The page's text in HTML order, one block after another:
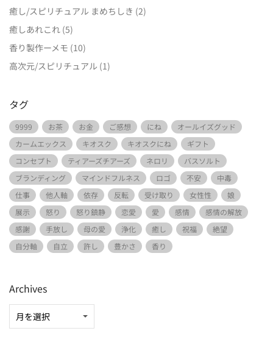
癒し/スピリチュアル まめちしき (2)
癒しあれこれ (5)
香り製作ーメモ (10)
高次元/スピリチュアル (1)
タグ
9999 お茶 お金 ご感想 にね
オールイズグッド
カームエックス
キオスク キオスクにね
ギフト
コンセプト
ティアーズチアーズ ネロリ
バスソルト
ブランディング
マインドフルネス ロゴ 不安
中毒
仕事
他人軸 依存 反転 受け取り 女性性
娘
展示
怒り 怒り鎮静 恋愛 愛 感情
感情の解放
感謝
手放し 母の愛 浄化 癒し 祝福
絶望
自分軸
自立 許し 豊かさ 香り
Archives